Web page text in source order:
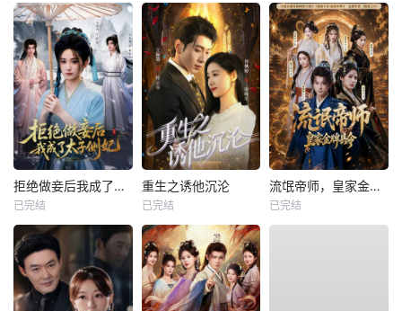
拒绝做妾后我成了太子侧妃
已完结
重生之诱他沉沦
已完结
流氓帝师，皇家金牌县令
已完结